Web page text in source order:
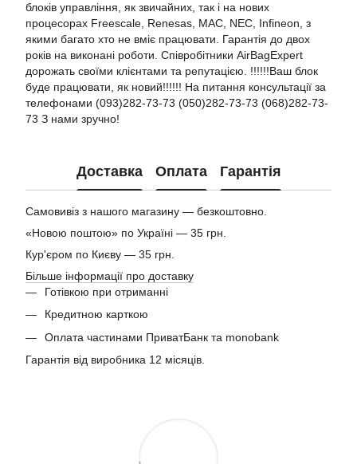
блоків управління, як звичайних, так і на нових
процесорах Freescale, Renesas, MAC, NEC, Infineon, з
якими багато хто не вміє працювати. Гарантія до двох
років на виконані роботи. Співробітники AirBagExpert
дорожать своїми клієнтами та репутацією. !!!!!!Ваш блок
буде працювати, як новий!!!!!! На питання консультації за
телефонами (093)282-73-73 (050)282-73-73 (068)282-73-
73 З нами зручно!
Доставка Оплата Гарантія
Самовивіз з нашого магазину — безкоштовно.
«Новою поштою» по Україні — 35 грн.
Кур'єром по Києву — 35 грн.
Більше інформації про доставку
Готівкою при отриманні
Кредитною карткою
Оплата частинами ПриватБанк та monobank
Гарантія від виробника 12 місяців.